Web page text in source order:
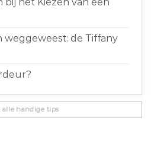
weggeweest: de Tiffany
alle handige tips